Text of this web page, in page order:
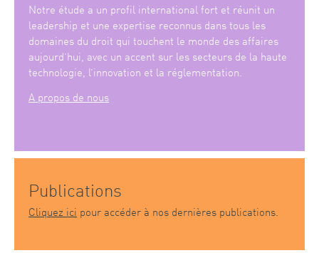
Notre étude a un profil international fort et réunit un
leadership et une expertise reconnus dans tous les
domaines du droit qui touchent le monde des affaires
aujourd’hui, avec un accent sur les secteurs de la haute
technologie, l’innovation et la réglementation.
A propos de nous
Publications
Cliquez ici pour accéder à nos dernières publications.